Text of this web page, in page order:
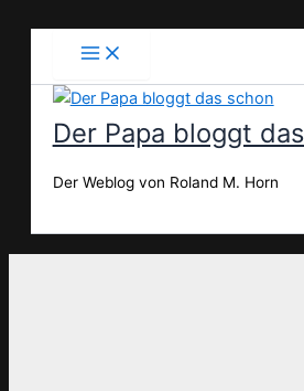
Der Papa bloggt
Der Weblog von Roland M. Horn